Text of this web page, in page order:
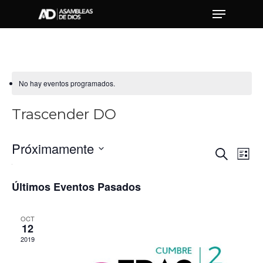
No hay eventos programados.
Trascender DO
Buscar
Lista
Próximamente
Seleccionar
Últimos Eventos Pasados
OCT
12
2019